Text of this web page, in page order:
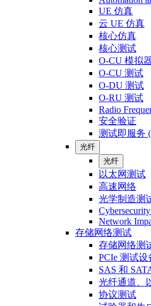
UE 仿真
云 UE 仿真
核心仿真
核心测试
O-CU 模拟
O-CU 测试
O-DU 测试
O-RU 测试
Radio
安全验证
测试即服务
光纤
光纤
以太网测试
高速网络
光学制造测
Network
存储网络测试
存储网络测
PCIe 测试设
SAS 和
光纤通道、
协议测试